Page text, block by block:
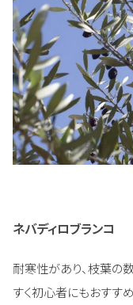
ネバディロブランコ
耐寒性があり、枝葉の
すく初心者にもおすす